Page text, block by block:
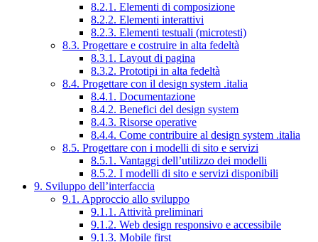
8.2.1. Elementi di composizione
8.2.2. Elementi interattivi
8.2.3. Elementi testuali (microtesti)
8.3. Progettare e costruire in alta fedeltà
8.3.1. Layout di pagina
8.3.2. Prototipi in alta fedeltà
8.4. Progettare con il design system .italia
8.4.1. Documentazione
8.4.2. Benefici del design system
8.4.3. Risorse operative
8.4.4. Come contribuire al design system .italia
8.5. Progettare con i modelli di sito e servizi
8.5.1. Vantaggi dell’utilizzo dei modelli
8.5.2. I modelli di sito e servizi disponibili
9. Sviluppo dell’interfaccia
9.1. Approccio allo sviluppo
9.1.1. Attività preliminari
9.1.2. Web design responsivo e accessibile
9.1.3. Mobile first